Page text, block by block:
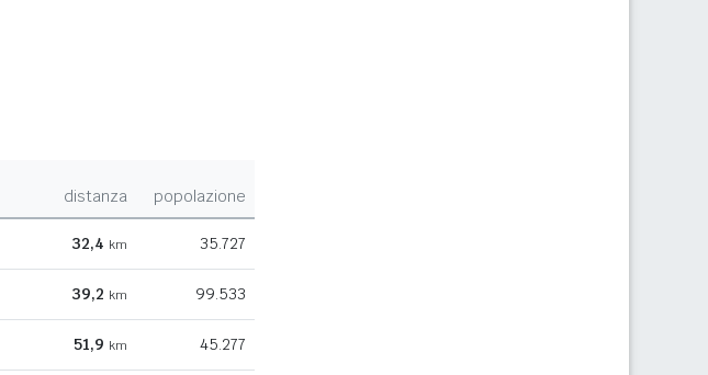
distanza popolazione
32,4 km 35.727
39,2 km 99.533
51,9 km 45.277